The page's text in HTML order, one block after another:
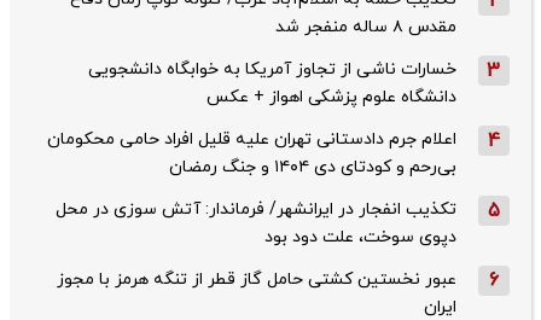
مقدس ۸ ساله منفجر شد
3
خسارات ناشی از تجاوز آمریکا به خوابگاه دانشجویی
دانشگاه علوم پزشکی اهواز + عکس
4
اعلام جرم دادستانی تهران علیه قلیل افراد حامی محکومان
بی‌رحم و کودتای دی‌ ۱۴۰۴ و جنگ رمضان
5
تکذیب ‌انفجار در ایرانشهر/ فرماندار: آتش سوزی در محل
دپوی سوخت، علت دود بود
6
عبور نخستین کشتی حامل گاز قطر از تنگه هرمز با مجوز
ایران